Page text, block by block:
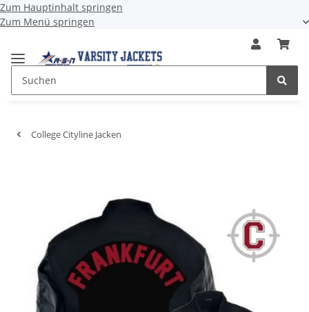
Zum Hauptinhalt springen
Zum Menü springen
College Cityline Jacken